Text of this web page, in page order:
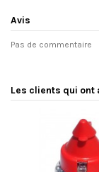
Avis
Pas de commentaire
Les clients qui ont